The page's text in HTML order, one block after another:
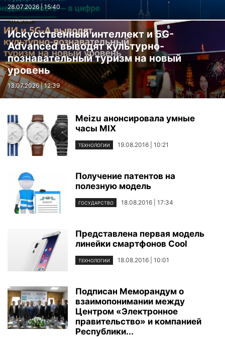
28.07.2026 | 15:40
ГЛАВНАЯ
Искусственный интеллект и 5G-
Advanced выводят культурно-
познавательный туризм на новый
уровень
13.07.2026 | 12:39
Meizu анонсировала умные
часы MIX
ТЕХНОЛОГИИ 19.08.2016 | 10:21
Получение патентов на
полезную модель
ГОСУДАРСТВО 18.08.2016 | 17:34
Представлена первая модель
линейки смартфонов Cool
ТЕХНОЛОГИИ 18.08.2016 | 10:01
Подписан Меморандум о
взаимопонимании между
Центром «Электронное
правительство» и компанией
Республики...